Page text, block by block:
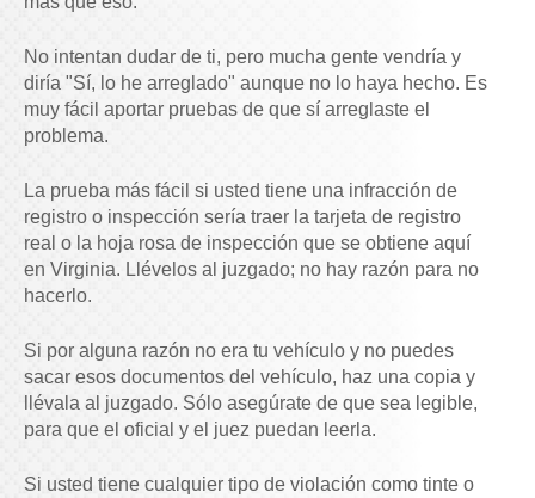
No intentan dudar de ti, pero mucha gente vendría y
diría "Sí, lo he arreglado" aunque no lo haya hecho. Es
muy fácil aportar pruebas de que sí arreglaste el
problema.
La prueba más fácil si usted tiene una infracción de
registro o inspección sería traer la tarjeta de registro
real o la hoja rosa de inspección que se obtiene aquí
en Virginia. Llévelos al juzgado; no hay razón para no
hacerlo.
Si por alguna razón no era tu vehículo y no puedes
sacar esos documentos del vehículo, haz una copia y
llévala al juzgado. Sólo asegúrate de que sea legible,
para que el oficial y el juez puedan leerla.
Si usted tiene cualquier tipo de violación como tinte o